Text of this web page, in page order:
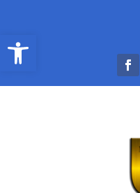
Abrir barra de herramientas